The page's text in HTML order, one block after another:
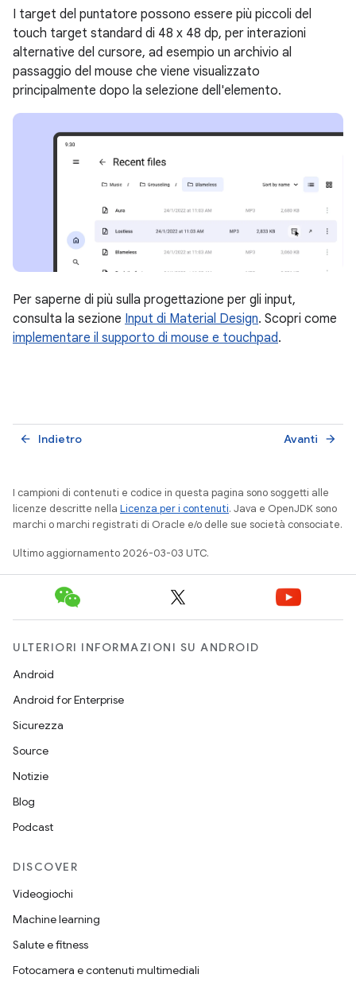
I target del puntatore possono essere più piccoli del
touch target standard di 48 x 48 dp, per interazioni
alternative del cursore, ad esempio un archivio al
passaggio del mouse che viene visualizzato
principalmente dopo la selezione dell'elemento.
Per saperne di più sulla progettazione per gli input,
consulta la sezione Input di Material Design. Scopri come
implementare il supporto di mouse e touchpad.
Indietro
arrow_back Avanti arrow_forward
I campioni di contenuti e codice in questa pagina sono soggetti alle
licenze descritte nella Licenza per i contenuti. Java e OpenJDK sono
marchi o marchi registrati di Oracle e/o delle sue società consociate.
Ultimo aggiornamento 2026-03-03 UTC.
ULTERIORI INFORMAZIONI SU ANDROID
Android
Android for Enterprise
Sicurezza
Source
Notizie
Blog
Podcast
DISCOVER
Videogiochi
Machine learning
Salute e fitness
Fotocamera e contenuti multimediali